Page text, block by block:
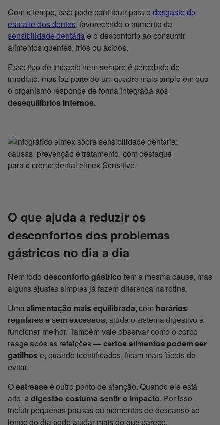
Com o tempo, isso pode contribuir para o desgaste do
esmalte dos dentes, favorecendo o aumento da
sensibilidade dentáriae o desconforto ao consumir
alimentos quentes, frios ou ácidos.
Esse tipo de impacto nem sempre é percebido de
imediato, mas faz parte de um quadro mais amplo em que
o organismo responde de forma integrada aos
desequilíbrios internos.
O que ajuda a reduzir os
desconfortos dos problemas
gástricos no dia a dia
Nem todo desconforto gástrico tem a mesma causa, mas
alguns ajustes simples já fazem diferença na rotina.
Umaalimentação mais equilibrada, com horários
regulares e sem excessos, ajuda o sistema digestivo a
funcionar melhor. Também vale observar como o corpo
reage após as refeições —certos alimentos podem ser
gatilhose, quando identificados, ficam mais fáceis de
evitar.
Oestresseé outro ponto de atenção. Quando ele está
alto, a digestão costuma sentir o impacto. Por isso,
incluir pequenas pausas ou momentos de descanso ao
longo do dia pode ajudar mais do que parece.